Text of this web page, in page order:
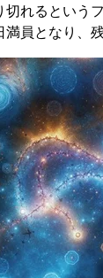
れるという
満員となり、